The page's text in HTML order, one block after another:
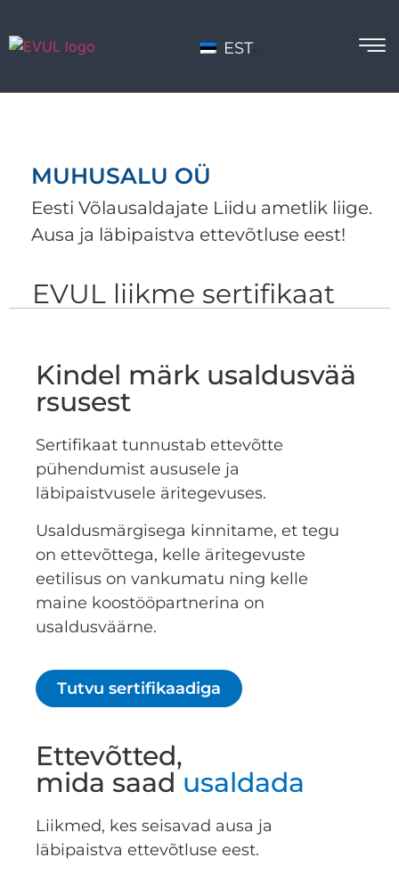
EST
MUHUSALU OÜ
Eesti Võlausaldajate Liidu ametlik liige.
Ausa ja läbipaistva ettevõtluse eest!
EVUL liikme sertifikaat
Kindel märk usaldusvää
rsusest
Sertifikaat tunnustab ettevõtte
pühendumist aususele ja
läbipaistvusele äritegevuses.
Usaldusmärgisega kinnitame, et tegu
on ettevõttega, kelle äritegevuste
eetilisus on vankumatu ning kelle
maine koostööpartnerina on
usaldusväärne.
Tutvu sertifikaadiga
Ettevõtted,
mida saad usaldada
Liikmed, kes seisavad ausa ja
läbipaistva ettevõtluse eest.